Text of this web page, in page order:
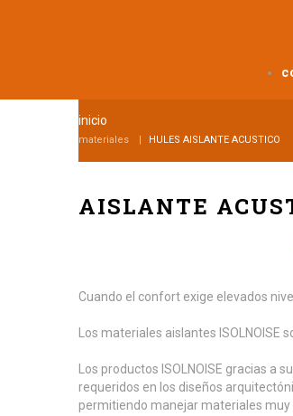
inicio
materiales HULES AISLANTE ACUSTICO
AISLANTE
Cuando el confort exige elevados
Los materiales aislantes
Los productos ISOLNOISE gracias
requeridos en los diseños
permitiendo manejar materiales muy